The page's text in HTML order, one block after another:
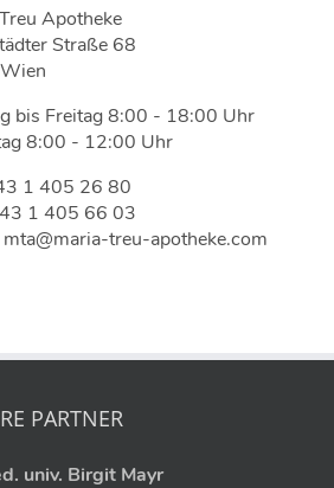
Apotheke
Straße 68
bis Freitag 8:00 - 18:00 Uhr
8:00 - 12:00 Uhr
1 405 26 80
1 405 66 03
mta@maria-treu-apotheke.com
PARTNER
univ. Birgit Mayr